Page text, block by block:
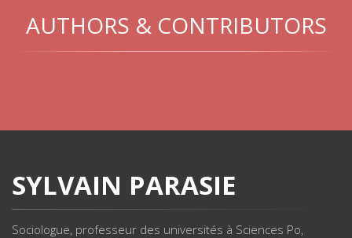
AUTHORS & CONTRIBUTORS
SYLVAIN PARASIE
Sociologue, professeur des universités à Sciences Po,